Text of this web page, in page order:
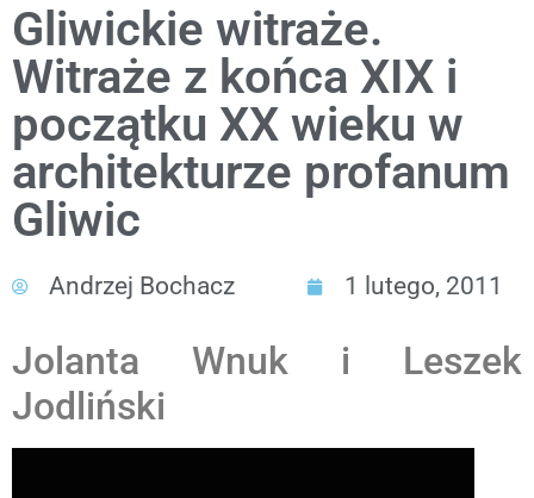
Gliwickie witraże.
Witraże z końca XIX i
początku XX wieku w
architekturze profanum
Gliwic
Andrzej Bochacz 1 lutego, 2011
Jolanta Wnuk i Leszek
Jodliński